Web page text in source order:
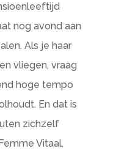
nog avond aan
Als je haar
vliegen, vraag
hoge tempo
En dat is
zichzelf
Vitaal.